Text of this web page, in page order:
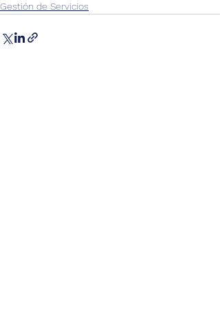
Gestión de Servicios